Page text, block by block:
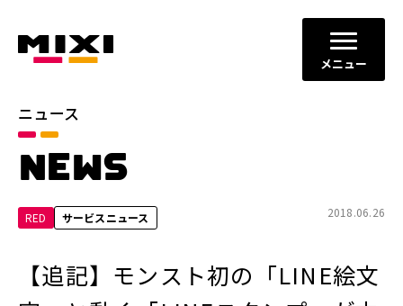
メニュー
ニュース
NEWS
RED サービスニュース 2018.06.26
【追記】モンスト初の「LINE絵文
カテゴリ
お知らせ
2026年 2025年